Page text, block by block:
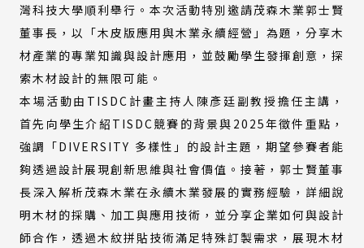
灣科技大學順利舉行。本次活動特別邀請茂森木業郭士賢
董事長，以「木皮版應用與木業永續經營」為題，分享木
材產業的專業知識與設計應用，並鼓勵學生發揮創意，探
索木材設計的無限可能。
本場活動由TISDC計畫主持人陳彥廷副教授擔任主講，
首先向學生介紹TISDC競賽的背景與2025年徵件重點，
強調「DIVERSITY 多樣性」的設計主題，期望參賽者能
夠透過設計展現創新思維與社會價值。接著，郭士賢董事
長深入解析茂森木業在永續木業發展的實務經驗，詳細說
明木材的採購、加工與應用技術，並分享企業如何與設計
師合作，透過木紋拼貼技術滿足特殊訂製需求，展現木材